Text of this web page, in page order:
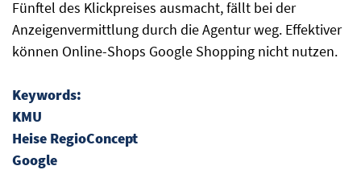
Fünftel des Klickpreises ausmacht, fällt bei der
Anzeigenvermittlung durch die Agentur weg. Effektiver
können Online-Shops Google Shopping nicht nutzen.
Keywords:
KMU
Heise RegioConcept
Google